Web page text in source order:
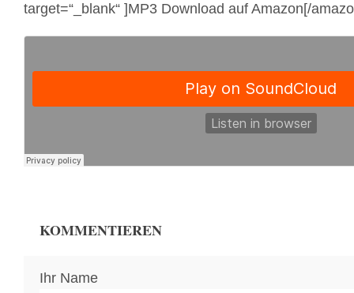
target=“_blank“ ]MP3 Download auf Amazon[/
KOMMENTIEREN
Ihr Name